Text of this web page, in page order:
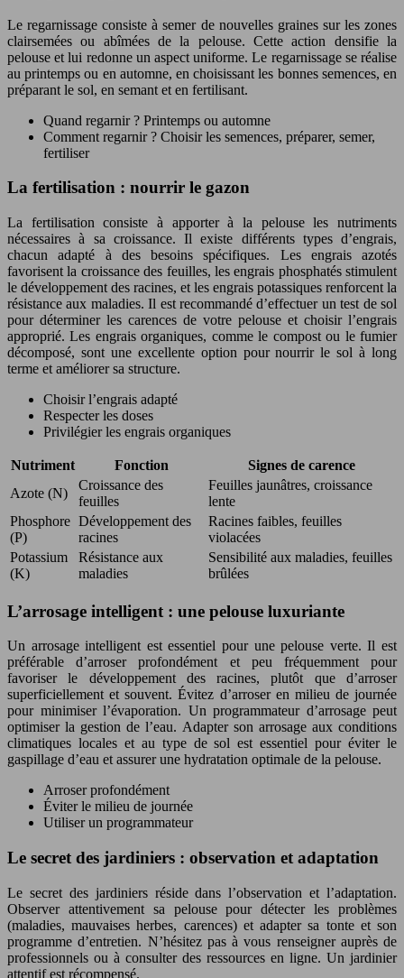
Le regarnissage consiste à semer de nouvelles graines sur les zones
clairsemées ou abîmées de la pelouse. Cette action densifie la
pelouse et lui redonne un aspect uniforme. Le regarnissage se réalise
au printemps ou en automne, en choisissant les bonnes semences, en
préparant le sol, en semant et en fertilisant.
Quand regarnir ? Printemps ou automne
Comment regarnir ? Choisir les semences, préparer, semer,
fertiliser
La fertilisation : nourrir le gazon
La fertilisation consiste à apporter à la pelouse les nutriments
nécessaires à sa croissance. Il existe différents types d’engrais,
chacun adapté à des besoins spécifiques. Les engrais azotés
favorisent la croissance des feuilles, les engrais phosphatés stimulent
le développement des racines, et les engrais potassiques renforcent la
résistance aux maladies. Il est recommandé d’effectuer un test de sol
pour déterminer les carences de votre pelouse et choisir l’engrais
approprié. Les engrais organiques, comme le compost ou le fumier
décomposé, sont une excellente option pour nourrir le sol à long
terme et améliorer sa structure.
Choisir l’engrais adapté
Respecter les doses
Privilégier les engrais organiques
Nutriment Fonction
Signes de carence
Azote (N)
Croissance des
feuilles
Feuilles jaunâtres, croissance
lente
Phosphore
(P)
Développement des
racines
Racines faibles, feuilles
violacées
Potassium
(K)
Résistance aux
maladies
Sensibilité aux maladies, feuilles
brûlées
L’arrosage intelligent : une pelouse luxuriante
Un arrosage intelligent est essentiel pour une pelouse verte. Il est
préférable d’arroser profondément et peu fréquemment pour
favoriser le développement des racines, plutôt que d’arroser
superficiellement et souvent. Évitez d’arroser en milieu de journée
pour minimiser l’évaporation. Un programmateur d’arrosage peut
optimiser la gestion de l’eau. Adapter son arrosage aux conditions
climatiques locales et au type de sol est essentiel pour éviter le
gaspillage d’eau et assurer une hydratation optimale de la pelouse.
Arroser profondément
Éviter le milieu de journée
Utiliser un programmateur
Le secret des jardiniers : observation et adaptation
Le secret des jardiniers réside dans l’observation et l’adaptation.
Observer attentivement sa pelouse pour détecter les problèmes
(maladies, mauvaises herbes, carences) et adapter sa tonte et son
programme d’entretien. N’hésitez pas à vous renseigner auprès de
professionnels ou à consulter des ressources en ligne. Un jardinier
attentif est récompensé.